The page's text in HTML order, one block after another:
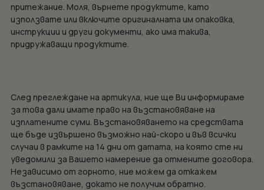
притежание. Моля, върнете продуктите, като
използвате или включите оригиналната им опаковка,
инструкции и други документи, ако има такива,
придружаващи продуктите.
След преглеждане на артикула, ние ще Ви информираме
за това дали имате право на възстановяване на
изплатените суми. Възстановяването на средствата
ще бъде извършено възможно най-скоро и във всички
случаи в рамките на 14 дни от датата, на която сте ни
уведомили за Вашето намерение да отмените договора.
Независимо от горното, ние можем да откажем
възстановяване, докато не получим обратно.